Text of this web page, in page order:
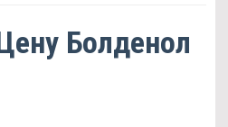
Болденол